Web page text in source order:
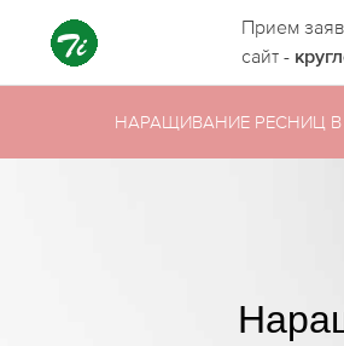
Прием
сайт -
НАРАЩИВАНИЕ РЕСНИЦ